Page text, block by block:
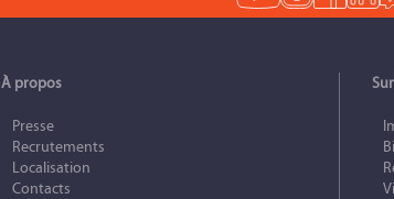
À propos
Presse
Recrutements
Localisation
Contacts